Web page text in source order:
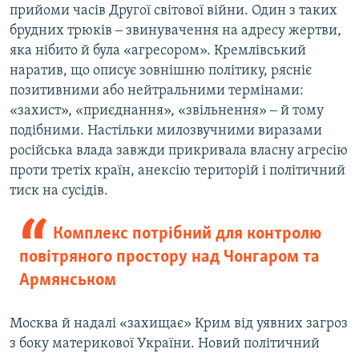
прийоми часів Другої світової війни. Один з таких
брудних трюків ‒ звинувачення на адресу жертви,
яка нібито й була «агресором». Кремлівський
наратив, що описує зовнішню політику, рясніє
позитивними або нейтральними термінами:
«захист», «приєднання», «звільнення» ‒ й тому
подібними. Настільки милозвучними виразами
російська влада завжди прикривала власну агресію
проти третіх країн, анексію територій і політичний
тиск на сусідів.
Комплекс потрібний для контролю
повітряного простору над Чонгаром та
Армянськом
Москва й надалі «захищає» Крим від уявних загроз
з боку материкової України. Новий політичний